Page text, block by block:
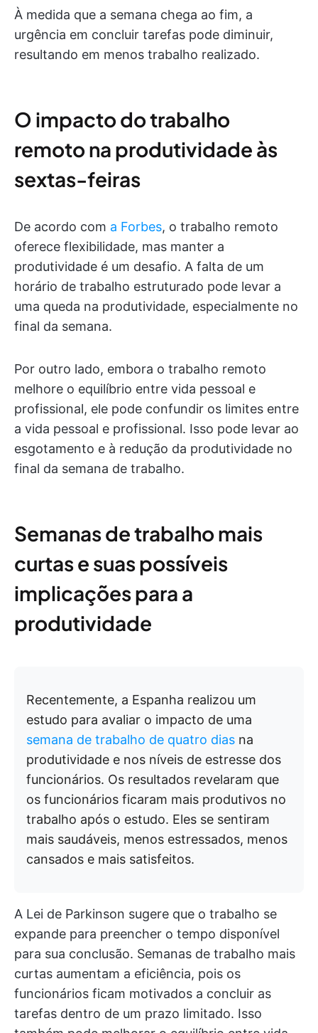
À medida que a semana chega ao fim, a
urgência em concluir tarefas pode diminuir,
resultando em menos trabalho realizado.
O impacto do trabalho
remoto na produtividade às
sextas-feiras
De acordo com a Forbes, o trabalho remoto
oferece flexibilidade, mas manter a
produtividade é um desafio. A falta de um
horário de trabalho estruturado pode levar a
uma queda na produtividade, especialmente no
final da semana.
Por outro lado, embora o trabalho remoto
melhore o equilíbrio entre vida pessoal e
profissional, ele pode confundir os limites entre
a vida pessoal e profissional. Isso pode levar ao
esgotamento e à redução da produtividade no
final da semana de trabalho.
Semanas de trabalho mais
curtas e suas possíveis
implicações para a
produtividade
Recentemente, a Espanha realizou um
estudo para avaliar o impacto de uma
semana de trabalho de quatro dias na
produtividade e nos níveis de estresse dos
funcionários. Os resultados revelaram que
os funcionários ficaram mais produtivos no
trabalho após o estudo. Eles se sentiram
mais saudáveis, menos estressados, menos
cansados e mais satisfeitos.
A Lei de Parkinson sugere que o trabalho se
expande para preencher o tempo disponível
para sua conclusão. Semanas de trabalho mais
curtas aumentam a eficiência, pois os
funcionários ficam motivados a concluir as
tarefas dentro de um prazo limitado. Isso